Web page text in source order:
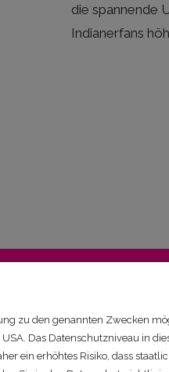
die spannende
Indianerfans
feiern?
zu den genannten Zwecken
Das Datenschutzniveau in
ein erhöhtes Risiko, dass